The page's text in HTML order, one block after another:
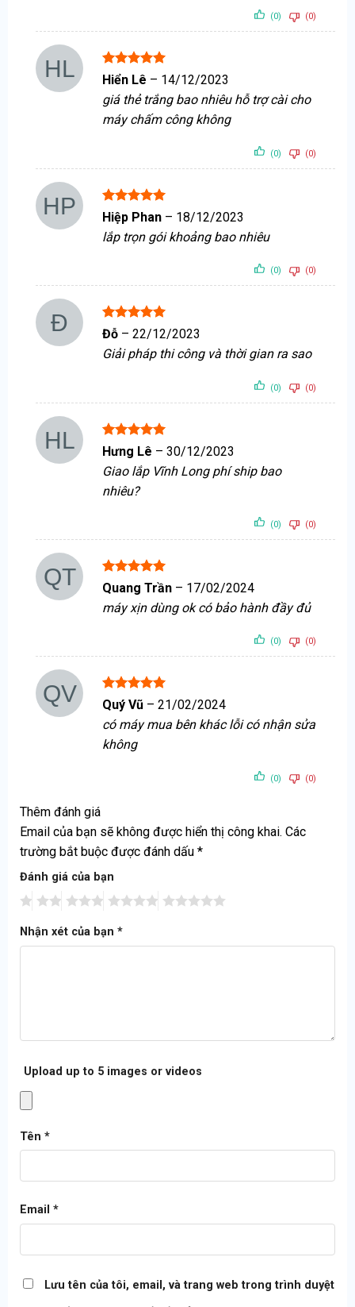
(0) (0)
Được xếp
hạng
sao
Hiển Lê – 14/12/2023
giá thẻ trắng bao nhiêu hỗ trợ cài cho
máy chấm công không
(0) (0)
Được xếp
hạng
sao
Hiệp Phan – 18/12/2023
lắp trọn gói khoảng bao nhiêu
(0) (0)
Được xếp
hạng
5
sao
Đỗ – 22/12/2023
Giải pháp thi công và thời gian ra sao
(0) (0)
Được xếp
hạng
sao
Hưng Lê – 30/12/2023
Giao lắp Vĩnh Long phí ship bao
nhiêu?
(0) (0)
Được xếp
hạng 55
sao
Quang Trần – 17/02/2024
máy xịn dùng ok có bảo hành đầy đủ
(0) (0)
Được xếp
hạng
5
sao
Quý Vũ – 21/02/2024
có máy mua bên khác lỗi có nhận sửa
không
(0) (0)
Thêm đánh giá
Email của bạn sẽ không được hiển thị công khai. Các
trường bắt buộc được đánh dấu *
Đánh giá của bạn
Nhận xét của bạn *
Upload up to 5 images or videos
Tên *
Email *
Lưu tên của tôi, email, và trang web trong trình duyệt